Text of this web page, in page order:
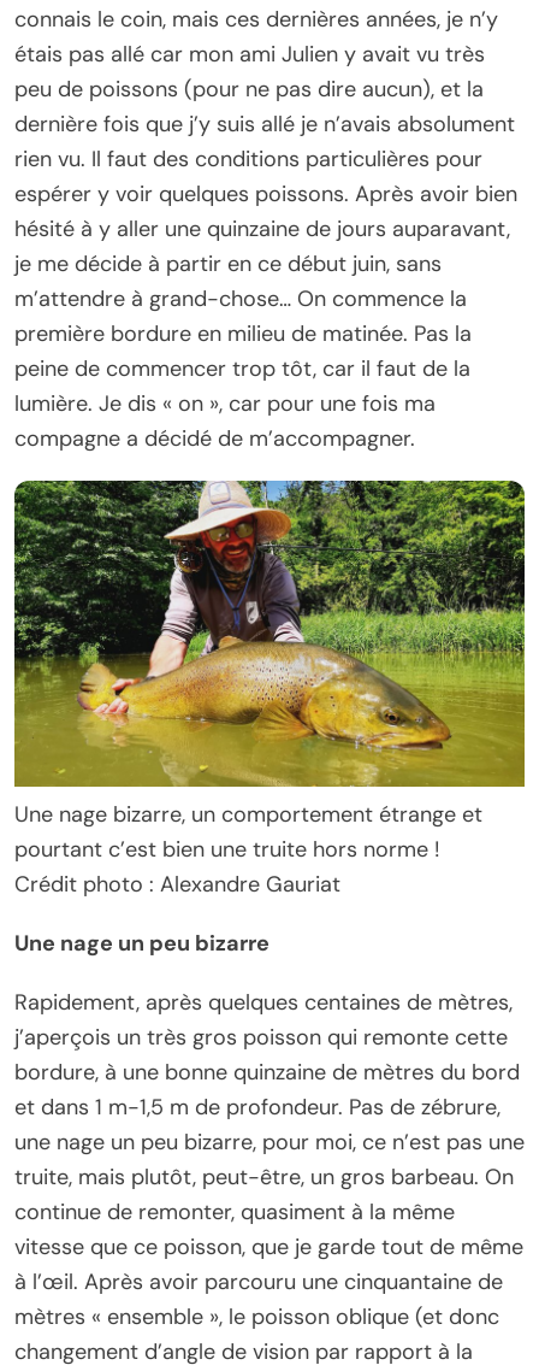
connais le coin, mais ces dernières années, je n’y
étais pas allé car mon ami Julien y avait vu très
peu de poissons (pour ne pas dire aucun), et la
dernière fois que j’y suis allé je n’avais absolument
rien vu. Il faut des conditions particulières pour
espérer y voir quelques poissons. Après avoir bien
hésité à y aller une quinzaine de jours auparavant,
je me décide à partir en ce début juin, sans
m’attendre à grand-chose… On commence la
première bordure en milieu de matinée. Pas la
peine de commencer trop tôt, car il faut de la
lumière. Je dis « on », car pour une fois ma
compagne a décidé de m’accompagner.
Une nage bizarre, un comportement étrange et
pourtant c’est bien une truite hors norme !
Crédit photo : Alexandre Gauriat
Une nage un peu bizarre
Rapidement, après quelques centaines de mètres,
j’aperçois un très gros poisson qui remonte cette
bordure, à une bonne quinzaine de mètres du bord
et dans 1 m-1,5 m de profondeur. Pas de zébrure,
une nage un peu bizarre, pour moi, ce n’est pas une
truite, mais plutôt, peut-être, un gros barbeau. On
continue de remonter, quasiment à la même
vitesse que ce poisson, que je garde tout de même
à l’œil. Après avoir parcouru une cinquantaine de
mètres « ensemble », le poisson oblique (et donc
changement d’angle de vision par rapport à la